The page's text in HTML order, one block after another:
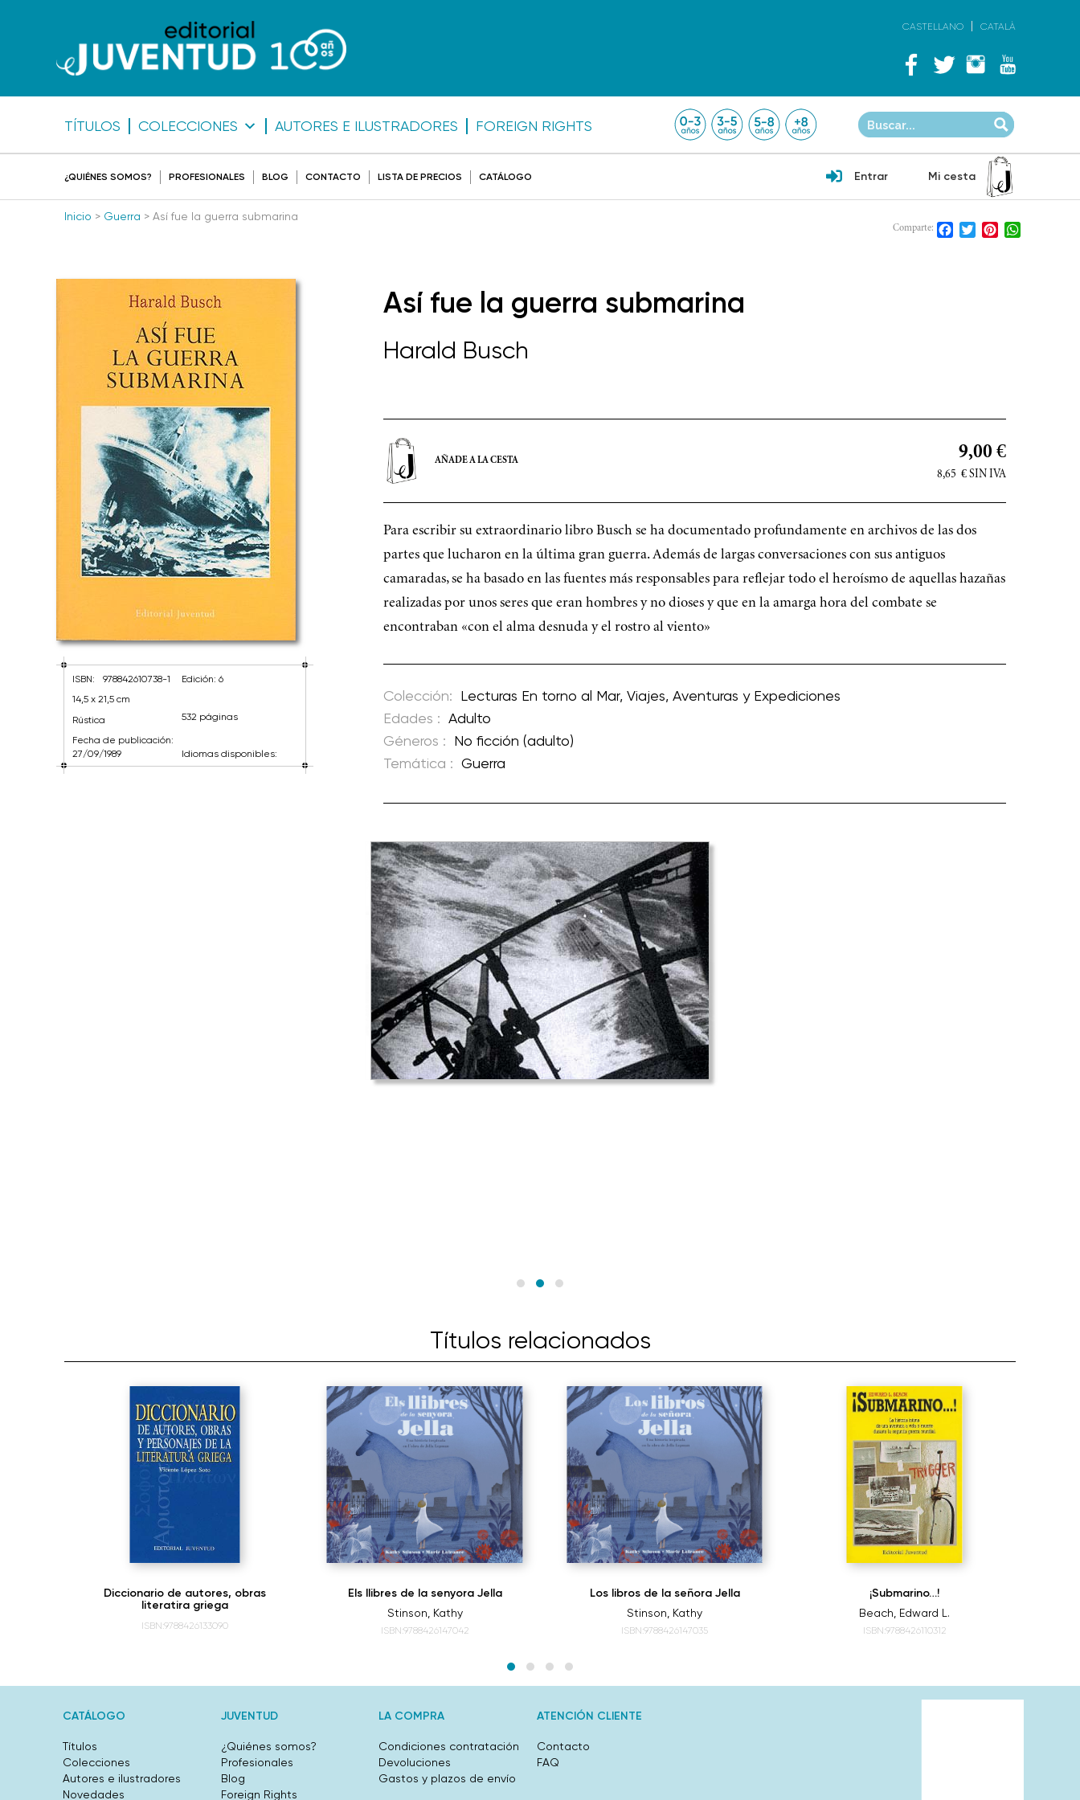
CASTELLANO CATALÀ
TÍTULOS COLECCIONES AUTORES E ILUSTRADORES FOREIGN RIGHTS
¿QUIÉNES SOMOS? PROFESIONALES BLOG CONTACTO LISTA DE PRECIOS CATÁLOGO Entrar Mi cesta
Inicio > Guerra > Así fue la guerra submarina
Comparte: Facebook
TwitterPinterest
ISBN:
978842610738-1
14,5 x 21,5 cm
Rústica
Fecha de publicación:
27/09/1989
Edición: 6
532 páginas
Idiomas disponibles:
Así fue la guerra submarina
Harald Busch
9,00 €
8,65 €SIN IVA
AÑADE A LA CESTA
Para escribir su extraordinario libro Busch se ha documentado profundamente en archivos de las dos
partes que lucharon en la última gran guerra. Además de largas conversaciones con sus antiguos
camaradas, se ha basado en las fuentes más responsables para reflejar todo el heroísmo de aquellas hazañas
realizadas por unos seres que eran hombres y no dioses y que en la amarga hora del combate se
encontraban «con el alma desnuda y el rostro al viento»
Colección: Lecturas En torno al Mar,Viajes, Aventuras y Expediciones
Edades : Adulto
Géneros : No ficción (adulto)
Temática : Guerra
Títulos relacionados
Diccionario de autores, obras
literatira griega
ISBN:9788426133090
Els llibres de la senyora Jella
Stinson, Kathy
ISBN:9788426147042
Los libros de la señora Jella
Stinson, Kathy
ISBN:9788426147035
¡Submarino…!
Beach, Edward L.
ISBN:9788426110312
CATÁLOGO
Títulos
Colecciones
Autores e ilustradores
Novedades
JUVENTUD
¿Quiénes somos?
Profesionales
Blog
Foreign Rights
LA COMPRA
Condiciones contratación
Devoluciones
Gastos y plazos de envío
ATENCIÓN CLIENTE
Contacto
FAQ